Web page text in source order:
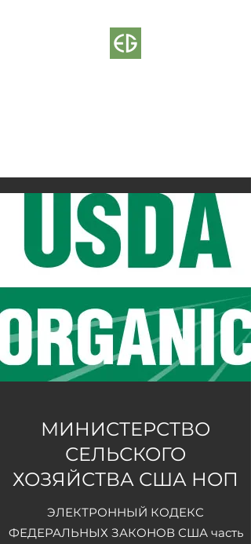
МИНИСТЕРСТВО
СЕЛЬСКОГО
ХОЗЯЙСТВА США НОП
ЭЛЕКТРОННЫЙ КОДЕКС
ФЕДЕРАЛЬНЫХ ЗАКОНОВ США часть